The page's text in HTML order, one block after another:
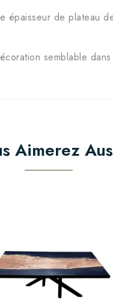
épaisseur de plateau
semblable
Aimerez